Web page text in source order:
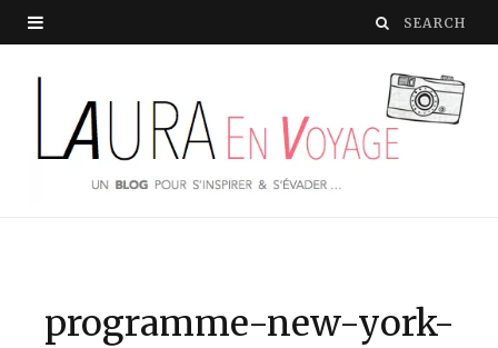
programme-new-york-